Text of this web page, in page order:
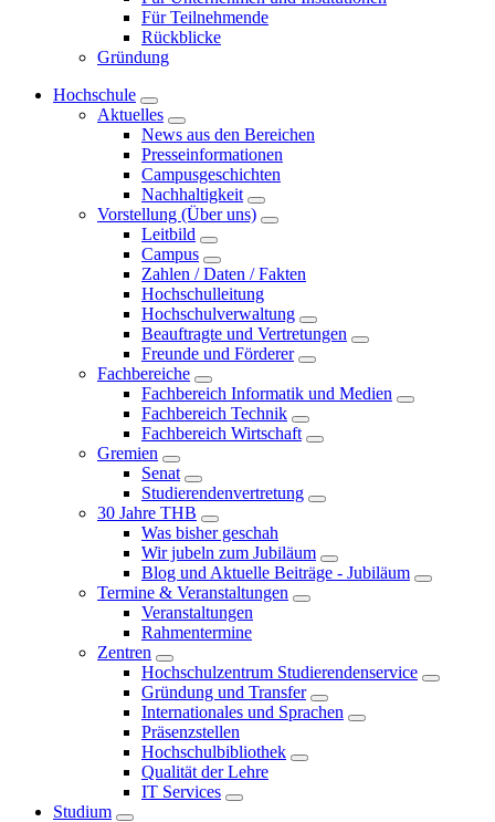
Für Teilnehmende
Rückblicke
Gründung
Hochschule
Aktuelles
News aus den Bereichen
Presseinformationen
Campusgeschichten
Nachhaltigkeit
Vorstellung (Über uns)
Leitbild
Campus
Zahlen / Daten / Fakten
Hochschulleitung
Hochschulverwaltung
Beauftragte und Vertretungen
Freunde und Förderer
Fachbereiche
Fachbereich Informatik und Medien
Fachbereich Technik
Fachbereich Wirtschaft
Gremien
Senat
Studierendenvertretung
30 Jahre THB
Was bisher geschah
Wir jubeln zum Jubiläum
Blog und Aktuelle Beiträge - Jubiläum
Termine & Veranstaltungen
Veranstaltungen
Rahmentermine
Zentren
Hochschulzentrum Studierendenservice
Gründung und Transfer
Internationales und Sprachen
Präsenzstellen
Hochschulbibliothek
Qualität der Lehre
IT Services
Studium